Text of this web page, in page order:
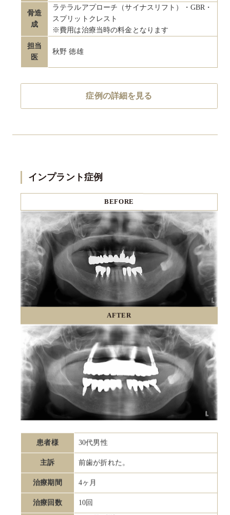
骨造
成
ラテラルアプローチ（サイナスリフト）・GBR・
スプリットクレスト
※費用は治療当時の料金となります
担当
医
秋野 徳雄
症例の詳細を見る
インプラント症例
BEFORE
AFTER
患者様 30代男性
主訴 前歯が折れた。
治療期間 4ヶ月
治療回数 10回